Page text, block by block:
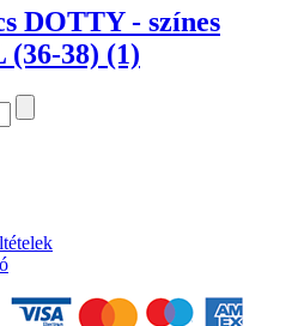
DOTTY - színes
38) (1)